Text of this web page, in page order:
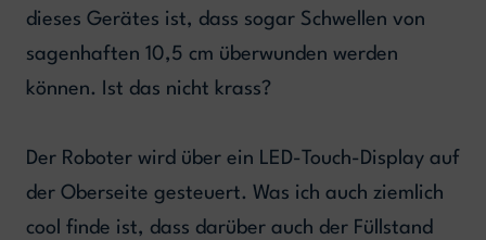
dieses Gerätes ist, dass sogar Schwellen von
sagenhaften 10,5 cm überwunden werden
können. Ist das nicht krass?
Der Roboter wird über ein LED-Touch-Display auf
der Oberseite gesteuert. Was ich auch ziemlich
cool finde ist, dass darüber auch der Füllstand